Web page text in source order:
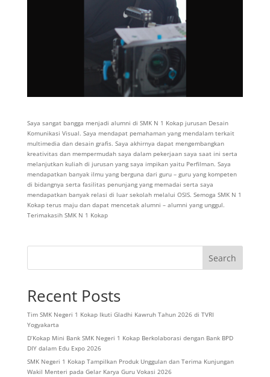
Saya sangat bangga menjadi alumni di SMK N 1 Kokap jurusan Desain
Komunikasi Visual. Saya mendapat pemahaman yang mendalam terkait
multimedia dan desain grafis. Saya akhirnya dapat mengembangkan
kreativitas dan mempermudah saya dalam pekerjaan saya saat ini serta
melanjutkan kuliah di jurusan yang saya impikan yaitu Perfilman. Saya
mendapatkan banyak ilmu yang berguna dari guru – guru yang kompeten
di bidangnya serta fasilitas penunjang yang memadai serta saya
mendapatkan banyak relasi di luar sekolah melalui OSIS. Semoga SMK N 1
Kokap terus maju dan dapat mencetak alumni – alumni yang unggul.
Terimakasih SMK N 1 Kokap
Search
Recent Posts
Tim SMK Negeri 1 Kokap Ikuti Gladhi Kawruh Tahun 2026 di TVRI
Yogyakarta
D’Kokap Mini Bank SMK Negeri 1 Kokap Berkolaborasi dengan Bank BPD
DIY dalam Edu Expo 2026
SMK Negeri 1 Kokap Tampilkan Produk Unggulan dan Terima Kunjungan
Wakil Menteri pada Gelar Karya Guru Vokasi 2026